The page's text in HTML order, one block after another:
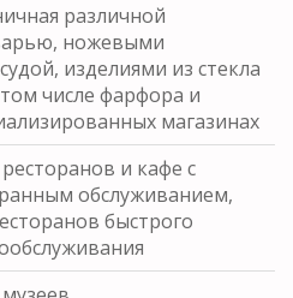
различной
ножевыми
изделиями из стекла
числе фарфора и
магазинах
и кафе с
обслуживанием,
быстрого